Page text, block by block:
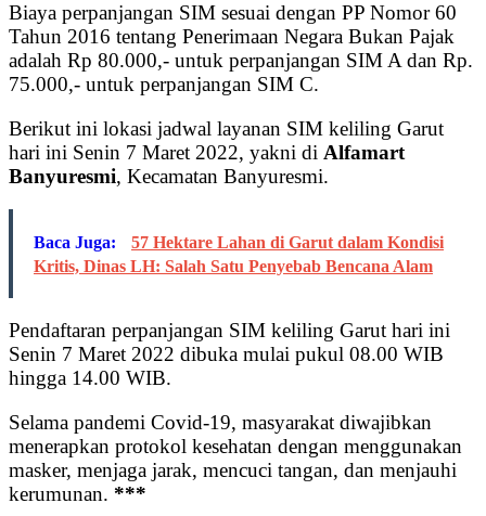
Biaya perpanjangan SIM sesuai dengan PP Nomor 60
Tahun 2016 tentang Penerimaan Negara Bukan Pajak
adalah Rp 80.000,- untuk perpanjangan SIM A dan Rp.
75.000,- untuk perpanjangan SIM C.
Berikut ini lokasi jadwal layanan SIM keliling Garut
hari ini Senin 7 Maret 2022, yakni di Alfamart
Banyuresmi, Kecamatan Banyuresmi.
Baca Juga:
57 Hektare Lahan di Garut dalam Kondisi
Kritis, Dinas LH: Salah Satu Penyebab Bencana Alam
Pendaftaran perpanjangan SIM keliling Garut hari ini
Senin 7 Maret 2022 dibuka mulai pukul 08.00 WIB
hingga 14.00 WIB.
Selama pandemi Covid-19, masyarakat diwajibkan
menerapkan protokol kesehatan dengan menggunakan
masker, menjaga jarak, mencuci tangan, dan menjauhi
kerumunan. ***